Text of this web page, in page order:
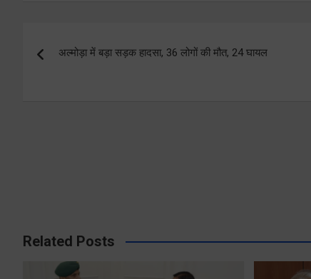
navigation
अल्मोड़ा में बड़ा सड़क हादसा, 36 लोगों की मौत, 24 घायल
Related Posts